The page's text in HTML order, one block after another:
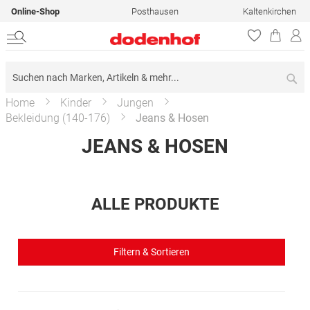
Online-Shop Posthausen Kaltenkirchen
Home Kinder
Jungen
Bekleidung (140-176)
Jeans & Hosen
JEANS & HOSEN
ALLE PRODUKTE
Filtern & Sortieren